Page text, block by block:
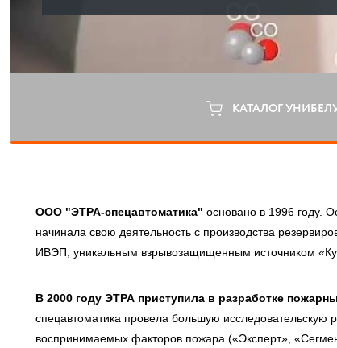
КАТАЛОГ
ООО "ЭТРА-спецавтоматика" основано в 1996 году.
начинала свою деятельность с производства
ИВЭП, уникальным взрывозащищенным источником
В 2000 году ЭТРА приступила в разработке
спецавтоматика провела большую исследовательскую
воспринимаемых факторов пожара («Эксперт»,